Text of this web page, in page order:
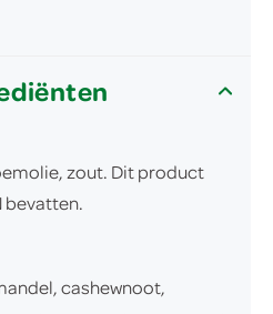
zout. Dit product
bevatten.
cashewnoot,